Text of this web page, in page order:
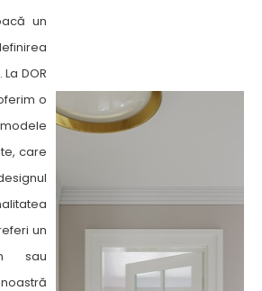
un
DOR
o
care
un
sau